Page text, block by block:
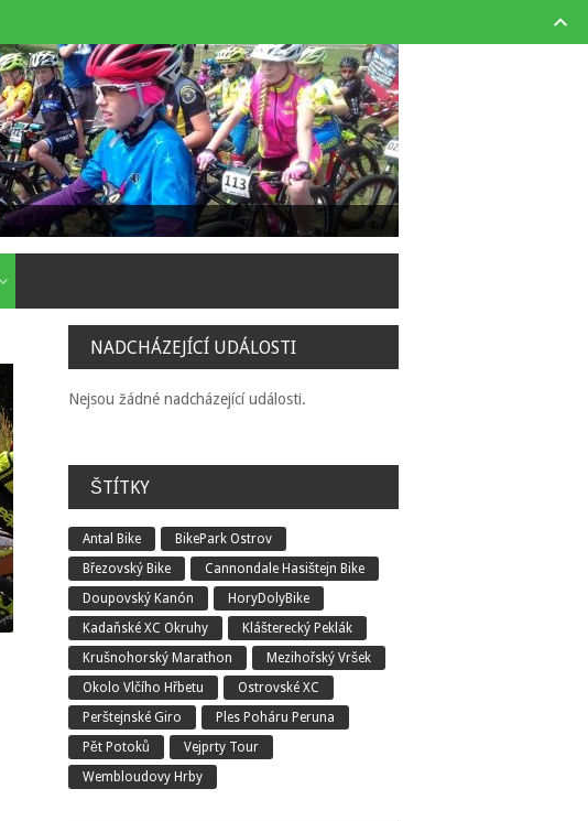
NADCHÁZEJÍCÍ UDÁLOSTI
Nejsou žádné nadcházející události.
ŠTÍTKY
Antal Bike
BikePark Ostrov
Březovský Bike
Cannondale Hasištejn Bike
Doupovský Kanón
HoryDolyBike
Kadaňské XC Okruhy
Klášterecký Peklák
Krušnohorský Marathon
Mezihořský Vršek
Okolo Vlčího Hřbetu
Ostrovské XC
Perštejnské Giro
Ples Poháru Peruna
Pět Potoků
Vejprty Tour
Wembloudovy Hrby